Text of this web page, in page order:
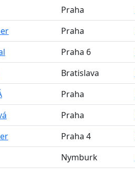
Praha
Praha
Praha 6
Bratislava
Praha
Praha
Praha 4
Nymburk